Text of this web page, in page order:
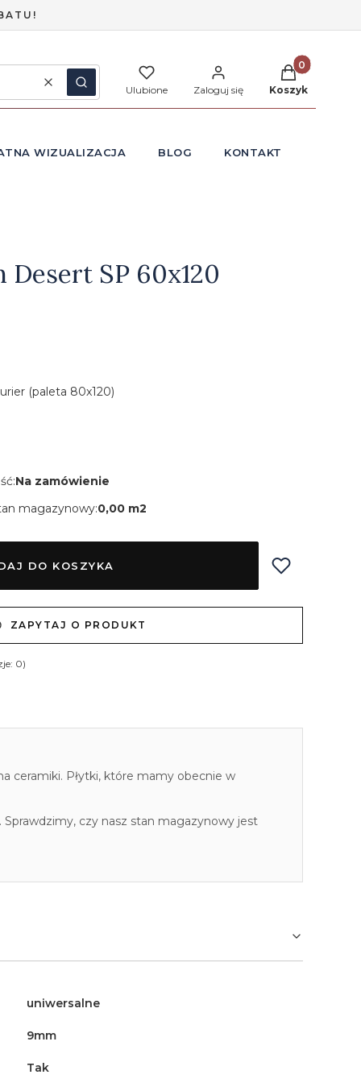
WyczyśćSzukaj Ulubione Zaloguj się
Produkty w
Koszyk
WIZUALIZACJA BLOG KONTAKT
SP 60x120
(paleta 80x120)
Na zamówienie
magazynowy:0,00 m2
DO KOSZYKA
ZAPYTAJ O PRODUKT
0)
ceramiki. Płytki, które mamy obecnie w
. Sprawdzimy, czy nasz stan magazynowy jest
uniwersalne
9mm
Tak